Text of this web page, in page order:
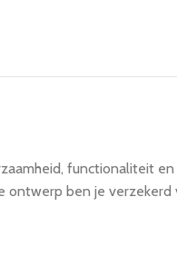
functionaliteit
ontwerp ben je